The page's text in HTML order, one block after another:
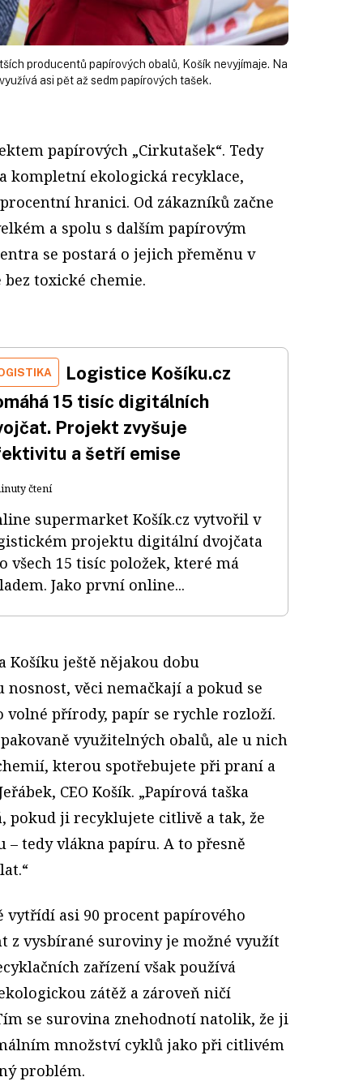
producentů papírových obalů, Košík nevyjímaje. Na
asi pět až sedm papírových tašek.
papírových „Cirkutašek“. Tedy
kompletní ekologická recyklace,
hranici. Od zákazníků začne
a spolu s dalším papírovým
se postará o jejich přeměnu v
bez toxické chemie.
Logistice Košíku.cz
15 tisíc digitálních
Projekt zvyšuje
a šetří emise
čtení
supermarket Košík.cz vytvořil v
projektu digitální dvojčata
všech 15 tisíc položek, které má
Jako první online...
Košíku ještě nějakou dobu
věci nemačkají a pokud se
volné přírody, papír se rychle rozloží.
využitelných obalů, ale u nich
kterou spotřebujete při praní a
CEO Košík. „Papírová taška
pokud ji recyklujete citlivě a tak, že
tedy vlákna papíru. A to přesně
vytřídí asi 90 procent papírového
z vysbírané suroviny je možné využít
zařízení však používá
zátěž a zároveň ničí
se surovina znehodnotí natolik, že ji
množství cyklů jako při citlivém
problém.